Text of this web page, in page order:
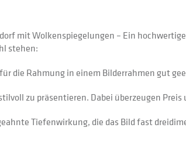
mit Wolkenspiegelungen – Ein
stehen:
die Rahmung in einem Bilderrahmen gut
zu präsentieren. Dabei überzeugen
Tiefenwirkung, die das Bild fast